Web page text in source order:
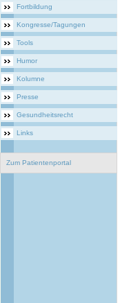
Fortbildung
Kongresse/Tagungen
Tools
Humor
Kolumne
Presse
Gesundheitsrecht
Links
Zum Patientenportal